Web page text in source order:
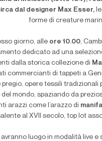
dal designer Max Esser,
forme di creature
giorno, alle ore 10.00,
dedicato ad una
dalla storica collezione di
commercianti di tappeti a
pregio, opere tessili tradizionali
del mondo, spaziando da
arazzi come l’arazzo di
al XVII secolo, top lot
avranno luogo in modalità live e